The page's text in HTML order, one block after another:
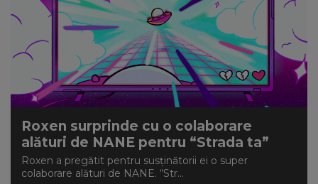
Roxen surprinde cu o colaborare
alături de NANE pentru “Strada ta”
Roxen a pregătit pentru susținătorii ei o super
colaborare alături de NANE. “Str...